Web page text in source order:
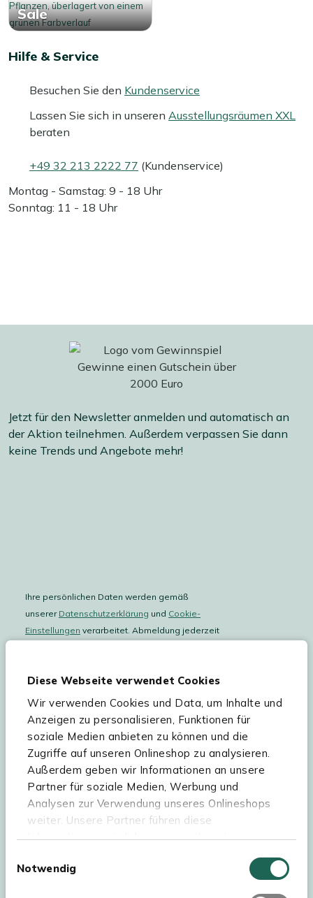
Diese Webseite verwendet Cookies
Wir verwenden Cookies und Data, um Inhalte und
Anzeigen zu personalisieren, Funktionen für
soziale Medien anbieten zu können und die
Zugriffe auf unseren Onlineshop zu analysieren.
Außerdem geben wir Informationen an unsere
Partner für soziale Medien, Werbung und
Analysen zur Verwendung unseres Onlineshops
weiter. Unsere Partner führen diese
Informationen möglicherweise mit weiteren
haben oder die sie im Rahmen Ihrer Nutzung der
Notwendig
Sale
Hilfe & Service
Besuchen Sie den Kundenservice
Lassen Sie sich in unseren Ausstellungsräumen XXL
beraten
+49 32 213 2222 77 (Kundenservice)
Montag - Samstag: 9 - 18 Uhr
Sonntag: 11 - 18 Uhr
Jetzt für den Newsletter anmelden und automatisch an
der Aktion teilnehmen. Außerdem verpassen Sie dann
keine Trends und Angebote mehr!
Ihre persönlichen Daten werden gemäß
unserer Datenschutzerklärung und Cookie-
Einstellungen verarbeitet. Abmeldung jederzeit
Hilfe & Service
Sortiment
Kees Smit Gartenmöbel
Experience Stores XXL